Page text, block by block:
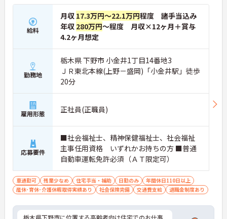
給料
月収 17.3万円～22.1万円程度 諸手当込み
年収 280万円～程度 月収×12ヶ月＋賞与
4.2ヶ月想定
勤務地
栃木県 下野市 小金井1丁目14番地3
ＪＲ東北本線(上野－盛岡)「小金井駅」徒歩
20分
雇用形態 正社員(正職員)
応募要件
■社会福祉士、精神保健福祉士、社会福祉
主事任用資格 いずれかお持ちの方 ■普通
自動車運転免許必須（ＡＴ限定可）
車通勤可 残業少なめ 住宅手当・補助 日勤のみ
年間休日110日以上
産休･育休･介護休暇取得実績あり
社会保険完備 交通費支給 退職金制度あり